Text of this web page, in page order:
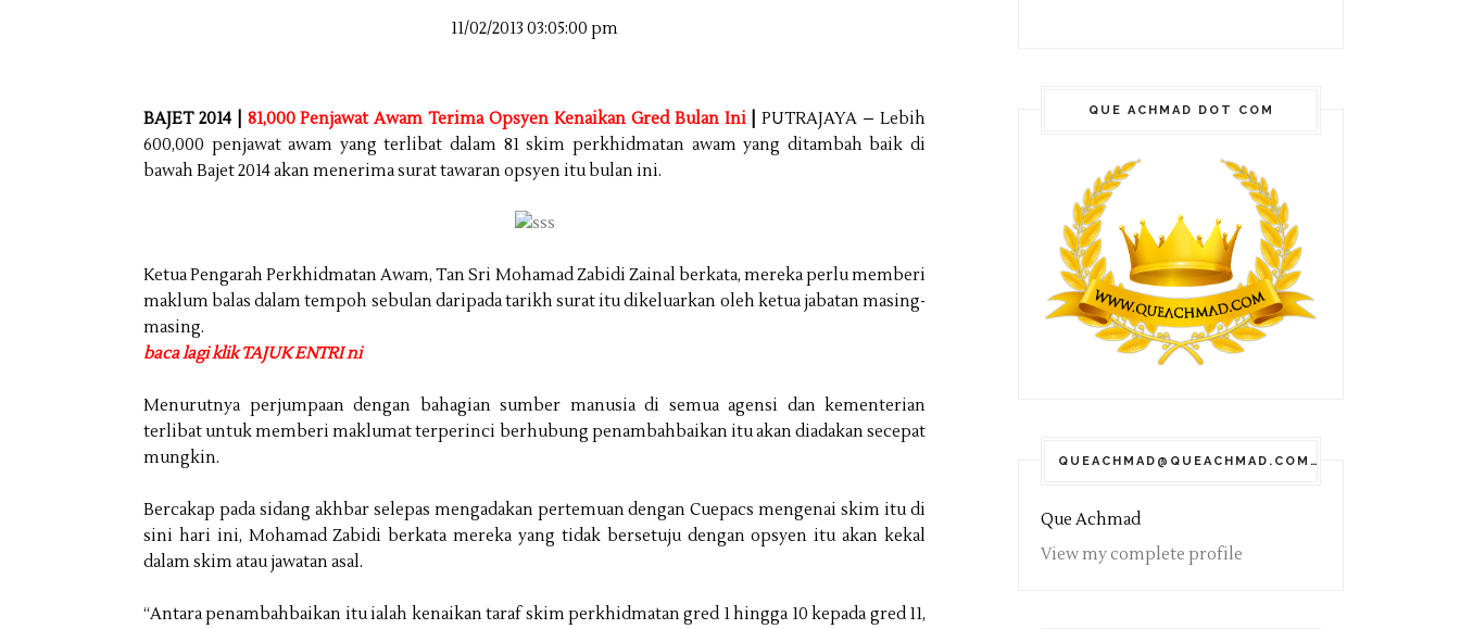
11/02/2013 03:05:00 pm
BAJET 2014 | 81,000 Penjawat Awam Terima Opsyen Kenaikan Gred Bulan Ini|PUTRAJAYA – Lebih
600,000 penjawat awam yang terlibat dalam 81 skim perkhidmatan awam yang ditambah baik di
bawah Bajet 2014 akan menerima surat tawaran opsyen itu bulan ini.
Ketua Pengarah Perkhidmatan Awam, Tan Sri Mohamad Zabidi Zainal berkata, mereka perlu memberi
maklum balas dalam tempoh sebulan daripada tarikh surat itu dikeluarkan oleh ketua jabatan masing-
masing.
baca lagi klik TAJUK ENTRI ni
Menurutnya perjumpaan dengan bahagian sumber manusia di semua agensi dan kementerian
terlibat untuk memberi maklumat terperinci berhubung penambahbaikan itu akan diadakan secepat
mungkin.
Bercakap pada sidang akhbar selepas mengadakan pertemuan dengan Cuepacs mengenai skim itu di
sini hari ini, Mohamad Zabidi berkata mereka yang tidak bersetuju dengan opsyen itu akan kekal
dalam skim atau jawatan asal.
“Antara penambahbaikan itu ialah kenaikan taraf skim perkhidmatan gred 1 hingga 10 kepada gred 11,
QUE ACHMAD DOT COM
QUEACHMAD@QUEACHMAD.COM
Que Achmad
View my complete profile